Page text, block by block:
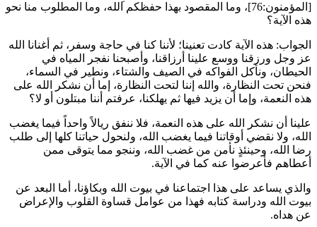
[المؤمنون:76]، وما المقصود بهذا حفظكم الله، وما المطلوب منا نحو
هذه الآية؟
الجواب: هذه الآية كادت تعنينا؛ لأننا كنا في حاجة وسفر، ثم أغنانا الله
عز وجل ورزقنا ووسع علينا أرزاقنا، وأصبحنا نفجر المياه في
الحيطان، ونأكل الفواكه في الصيف والشتاء، ونطير في السماء،
فنحن تحت النظارة، والله إننا لتحت النظارة، إما أن نشكر الله على
هذه النعمة، وإما أن يزيد فيها ثم يهلكنا، عرفتم أننا مبتلون أو لا؟
علينا أن نشكر الله على هذه النعمة، فلا ننفق ريالاً واحداً فيما يغضب
الله، ولا نقضي أوقاتنا فيما يغضب الله، ولنحول حياتنا كلها إلى طلب
رضا الله، وحينئذٍ نأمن من غضب الله، وننجو مما يتوقى ممن
أعطاهم فأعرضوا عنه كما في الآية.
والذي يساعد على هذا اجتماعنا في بيوت الله وبكاؤنا، أما البعد عن
بيوت الله ودراسة كتابه فهذا من عوامل قساوة القلوب والإعراض
عن هداه.